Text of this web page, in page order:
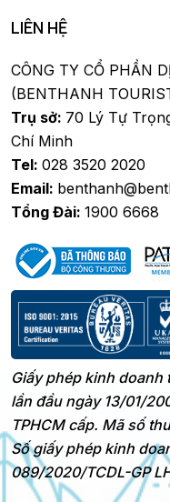
LIÊN HỆ
CÔNG TY CỔ PHẦN
(BENTHANH
Trụ sở: 70 Lý Tự
Chí Minh
Tel: 028 3520 2020
Email:
Tổng Đài: 1900 6668
Giấy phép kinh doanh
lần đầu ngày 13/01/
TPHCM cấp. Mã số
Số giấy phép kinh
089/2020/TCDL-GP